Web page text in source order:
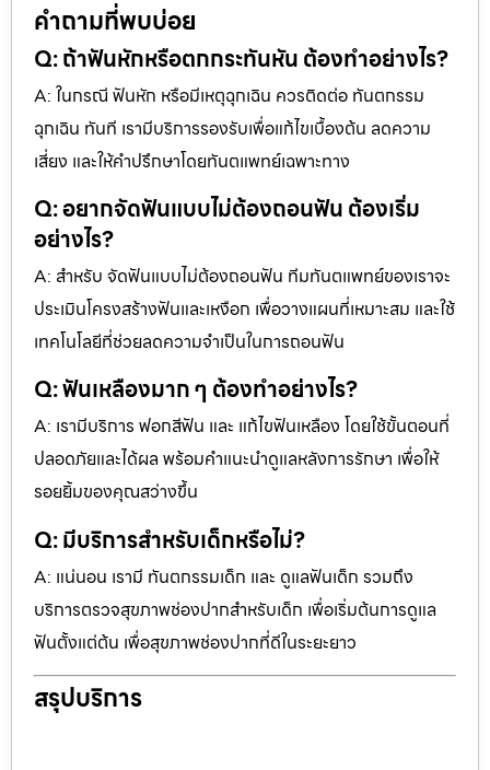
คำถามที่พบบ่อย
Q: ถ้าฟันหักหรือตกกระทันหัน ต้องทำอย่างไร?
A: ในกรณี ฟันหัก หรือมีเหตุฉุกเฉิน ควรติดต่อ ทันตกรรม
ฉุกเฉิน ทันที เรามีบริการรองรับเพื่อแก้ไขเบื้องต้น ลดความ
เสี่ยง และให้คำปรึกษาโดยทันตแพทย์เฉพาะทาง
Q: อยากจัดฟันแบบไม่ต้องถอนฟัน ต้องเริ่ม
อย่างไร?
A: สำหรับ จัดฟันแบบไม่ต้องถอนฟัน ทีมทันตแพทย์ของเราจะ
ประเมินโครงสร้างฟันและเหงือก เพื่อวางแผนที่เหมาะสม และใช้
เทคโนโลยีที่ช่วยลดความจำเป็นในการถอนฟัน
Q: ฟันเหลืองมาก ๆ ต้องทำอย่างไร?
A: เรามีบริการ ฟอกสีฟัน และ แก้ไขฟันเหลือง โดยใช้ขั้นตอนที่
ปลอดภัยและได้ผล พร้อมคำแนะนำดูแลหลังการรักษา เพื่อให้
รอยยิ้มของคุณสว่างขึ้น
Q: มีบริการสำหรับเด็กหรือไม่?
A: แน่นอน เรามี ทันตกรรมเด็ก และ ดูแลฟันเด็ก รวมถึง
บริการตรวจสุขภาพช่องปากสำหรับเด็ก เพื่อเริ่มต้นการดูแล
ฟันตั้งแต่ต้น เพื่อสุขภาพช่องปากที่ดีในระยะยาว
สรุปบริการ